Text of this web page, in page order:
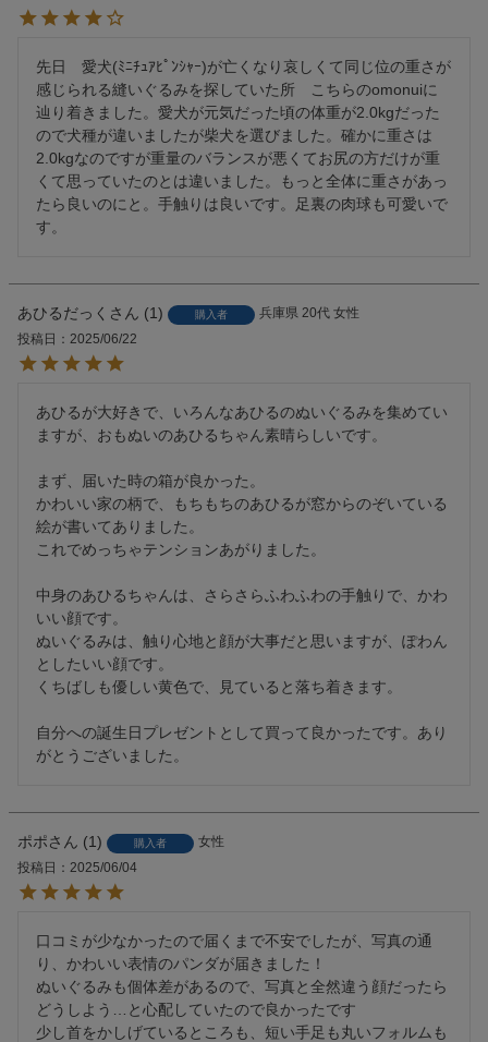
先日　愛犬(ﾐﾆﾁｭｱﾋﾟﾝｼｬｰ)が亡くなり哀しくて同じ位の重さが
感じられる縫いぐるみを探していた所　こちらのomonuiに
辿り着きました。愛犬が元気だった頃の体重が2.0kgだった
ので犬種が違いましたが柴犬を選びました。確かに重さは
2.0kgなのですが重量のバランスが悪くてお尻の方だけが重
くて思っていたのとは違いました。もっと全体に重さがあっ
たら良いのにと。手触りは良いです。足裏の肉球も可愛いで
す。
あひるだっく 1 購入者 兵庫県 20代 女性
投稿日
2025/06/22
あひるが大好きで、いろんなあひるのぬいぐるみを集めてい
ますが、おもぬいのあひるちゃん素晴らしいです。
まず、届いた時の箱が良かった。
かわいい家の柄で、もちもちのあひるが窓からのぞいている
絵が書いてありました。
これでめっちゃテンションあがりました。
中身のあひるちゃんは、さらさらふわふわの手触りで、かわ
いい顔です。
ぬいぐるみは、触り心地と顔が大事だと思いますが、ぽわん
としたいい顔です。
くちばしも優しい黄色で、見ていると落ち着きます。
自分への誕生日プレゼントとして買って良かったです。あり
がとうございました。
ポポ 1 購入者
女性
投稿日
2025/06/04
口コミが少なかったので届くまで不安でしたが、写真の通
り、かわいい表情のパンダが届きました！
ぬいぐるみも個体差があるので、写真と全然違う顔だったら
どうしよう…と心配していたので良かったです
少し首をかしげているところも、短い手足も丸いフォルムも